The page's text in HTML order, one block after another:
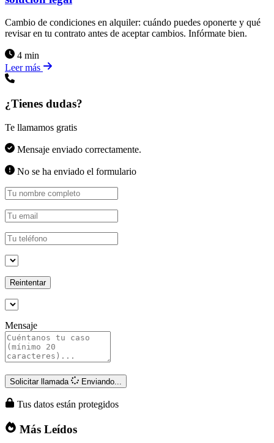
Cambio de condiciones en alquiler: cuándo puedes oponerte y qué
revisar en tu contrato antes de aceptar cambios. Infórmate bien.
4 min
Leer más
¿Tienes dudas?
Te llamamos gratis
Mensaje enviado correctamente.
No se ha enviado el formulario
Reintentar
Mensaje
Solicitar llamada Enviando...
Tus datos están protegidos
Más Leídos